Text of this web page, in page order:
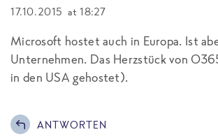
17.10.2015 at 18:27
Microsoft hostet auch in Europa. Ist
Unternehmen. Das Herzstück von
in den USA gehostet).
ANTWORTEN